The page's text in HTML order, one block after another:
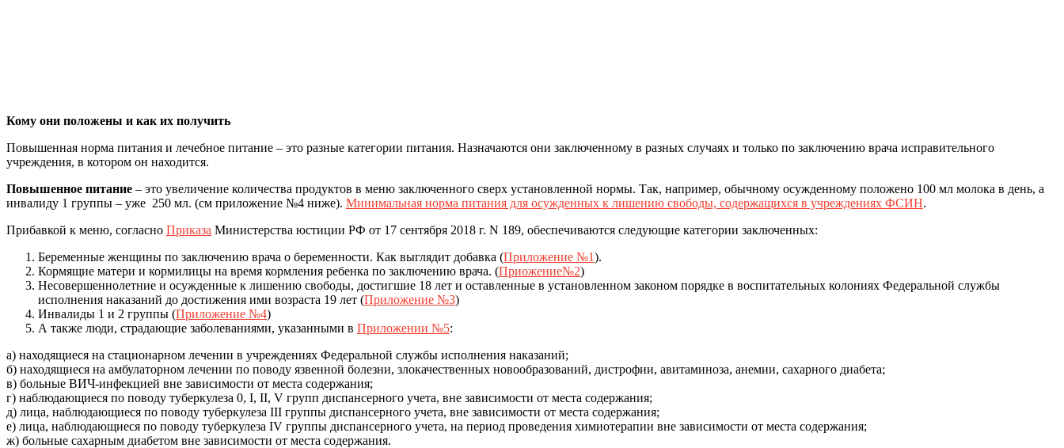
Кому они положены и как их получить
Повышенная норма питания и лечебное питание – это разные категории питания. Назначаются они заключенному в разных случаях и только по заключению врача исправительного
учреждения, в котором он находится.
Повышенное питание – это увеличение количества продуктов в меню заключенного сверх установленной нормы. Так, например, обычному осужденному положено 100 мл молока в день, а
инвалиду 1 группы – уже 250 мл. (см приложение №4 ниже). Минимальная норма питания для осужденных к лишению свободы, содержащихся в учреждениях ФСИН.
Прибавкой к меню, согласно Приказа Министерства юстиции РФ от 17 сентября 2018 г. N 189, обеспечиваются следующие категории заключенных:
Беременные женщины по заключению врача о беременности. Как выглядит добавка (Приложение №1).
Кормящие матери и кормилицы на время кормления ребенка по заключению врача. (Приожение№2)
Несовершеннолетние и осужденные к лишению свободы, достигшие 18 лет и оставленные в установленном законом порядке в воспитательных колониях Федеральной службы
исполнения наказаний до достижения ими возраста 19 лет (Приложение №3)
Инвалиды 1 и 2 группы (Приложение №4)
А также люди, страдающие заболеваниями, указанными в Приложении №5:
а) находящиеся на стационарном лечении в учреждениях Федеральной службы исполнения наказаний;
б) находящиеся на амбулаторном лечении по поводу язвенной болезни, злокачественных новообразований, дистрофии, авитаминоза, анемии, сахарного диабета;
в) больные ВИЧ-инфекцией вне зависимости от места содержания;
г) наблюдающиеся по поводу туберкулеза 0, I, II, V групп диспансерного учета, вне зависимости от места содержания;
д) лица, наблюдающиеся по поводу туберкулеза III группы диспансерного учета, вне зависимости от места содержания;
е) лица, наблюдающиеся по поводу туберкулеза IV группы диспансерного учета, на период проведения химиотерапии вне зависимости от места содержания;
ж) больные сахарным диабетом вне зависимости от места содержания.